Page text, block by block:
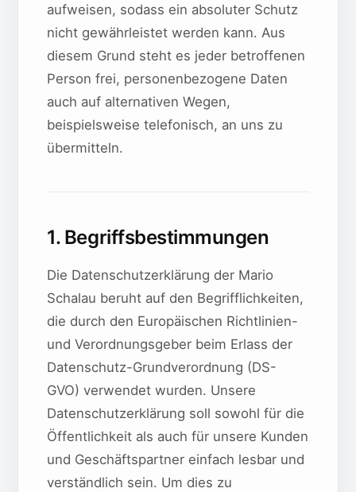
aufweisen, sodass ein absoluter Schutz
nicht gewährleistet werden kann. Aus
diesem Grund steht es jeder betroffenen
Person frei, personenbezogene Daten
auch auf alternativen Wegen,
beispielsweise telefonisch, an uns zu
übermitteln.
1. Begriffsbestimmungen
Die Datenschutzerklärung der Mario
Schalau beruht auf den Begrifflichkeiten,
die durch den Europäischen Richtlinien-
und Verordnungsgeber beim Erlass der
Datenschutz-Grundverordnung (DS-
GVO) verwendet wurden. Unsere
Datenschutzerklärung soll sowohl für die
Öffentlichkeit als auch für unsere Kunden
und Geschäftspartner einfach lesbar und
verständlich sein. Um dies zu